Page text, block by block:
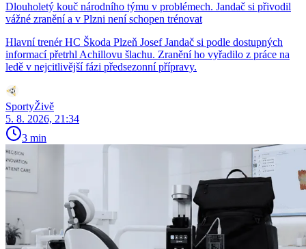
Dlouholetý kouč národního týmu v problémech. Jandač si přivodil
vážné zranění a v Plzni není schopen trénovat
Hlavní trenér HC Škoda Plzeň Josef Jandač si podle dostupných
informací přetrhl Achillovu šlachu. Zranění ho vyřadilo z práce na
ledě v nejcitlivější fázi předsezonní přípravy.
SportyŽivě
5. 8. 2026, 21:34
3 min